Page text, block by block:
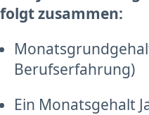
folgt zusammen:
Berufserfahrung)
Ein Monatsgehalt